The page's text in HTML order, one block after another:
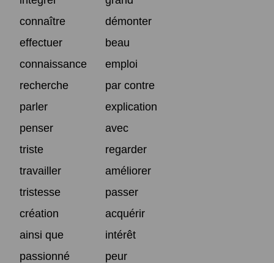
connaître
démonter
effectuer
beau
connaissance
emploi
recherche
par contre
parler
explication
penser
avec
triste
regarder
travailler
améliorer
tristesse
passer
création
acquérir
ainsi que
intérêt
passionné
peur